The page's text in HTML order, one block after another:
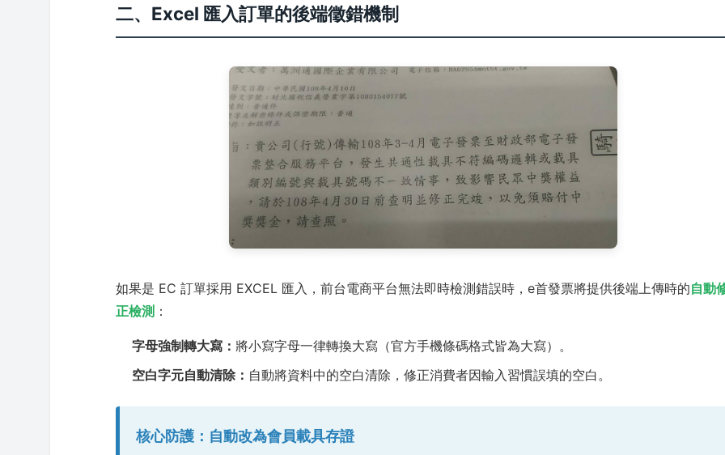
二、Excel 匯入訂單的後端徵錯機制
如果是 EC 訂單採用 EXCEL 匯入，前台電商平台無法即時檢測錯誤時，e首發票將提供後端上傳時的自動
正檢測 ：
字母強制轉大寫： 將小寫字母一律轉換大寫（官方手機條碼格式皆為大寫）。
空白字元自動清除： 自動將資料中的空白清除，修正消費者因輸入習慣誤填的空白。
核心防護：自動改為會員載具存證